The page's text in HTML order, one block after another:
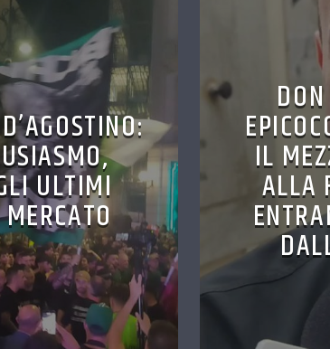
ULTIMI
IL
ALLA